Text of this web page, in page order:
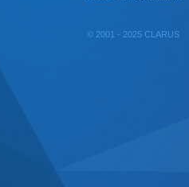
© 2001 - 2025 CLARUS